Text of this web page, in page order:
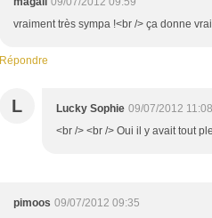
vraiment très sympa !<br /> ça donne
Répondre
L Lucky Sophie 09/07/2012 11:08
<br /> <br /> Oui il y avait tout
pimoos 09/07/2012 09:35